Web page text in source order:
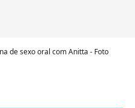
de sexo oral com Anitta - Foto